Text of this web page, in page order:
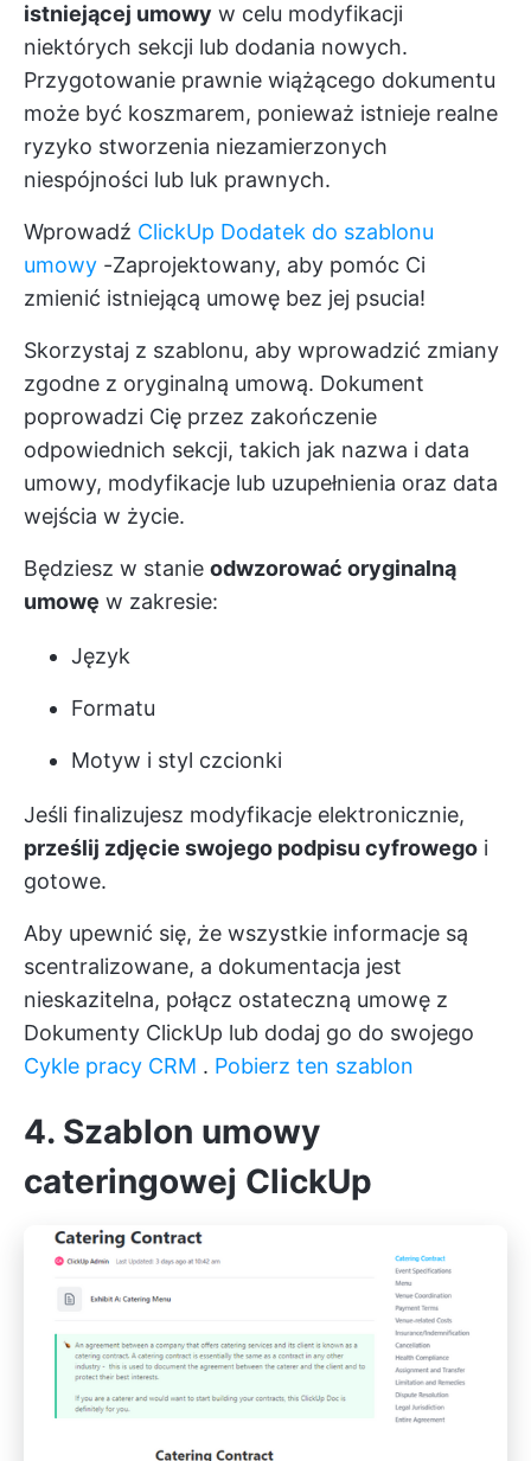
istniejącej umowy w celu modyfikacji
niektórych sekcji lub dodania nowych.
Przygotowanie prawnie wiążącego dokumentu
może być koszmarem, ponieważ istnieje realne
ryzyko stworzenia niezamierzonych
niespójności lub luk prawnych.
Wprowadź ClickUp Dodatek do szablonu
umowy -Zaprojektowany, aby pomóc Ci
zmienić istniejącą umowę bez jej psucia!
Skorzystaj z szablonu, aby wprowadzić zmiany
zgodne z oryginalną umową. Dokument
poprowadzi Cię przez zakończenie
odpowiednich sekcji, takich jak nazwa i data
umowy, modyfikacje lub uzupełnienia oraz data
wejścia w życie.
Będziesz w stanie odwzorować oryginalną
umowę w zakresie:
Język
Formatu
Motyw i styl czcionki
Jeśli finalizujesz modyfikacje elektronicznie,
prześlij zdjęcie swojego podpisu cyfrowego i
gotowe.
Aby upewnić się, że wszystkie informacje są
scentralizowane, a dokumentacja jest
nieskazitelna, połącz ostateczną umowę z
Dokumenty ClickUp lub dodaj go do swojego
Cykle pracy CRM . Pobierz ten szablon
4. Szablon umowy
cateringowej ClickUp